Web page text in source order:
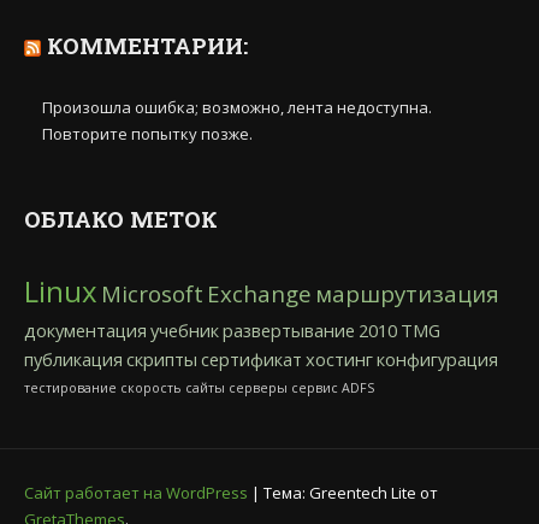
КОММЕНТАРИИ:
Произошла ошибка; возможно, лента недоступна.
Повторите попытку позже.
ОБЛАКО МЕТОК
Linux Microsoft Exchange маршрутизация
документация учебникразвертывание 2010 TMG
публикация скрипты сертификат хостингконфигурация
тестирование скорость сайты серверы сервис ADFS
Сайт работает на WordPress | Тема: Greentech Lite от
GretaThemes.